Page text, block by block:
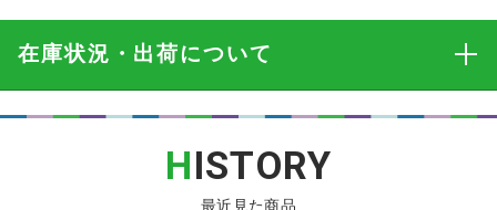
在庫状況・出荷について
HISTORY
最近見た商品